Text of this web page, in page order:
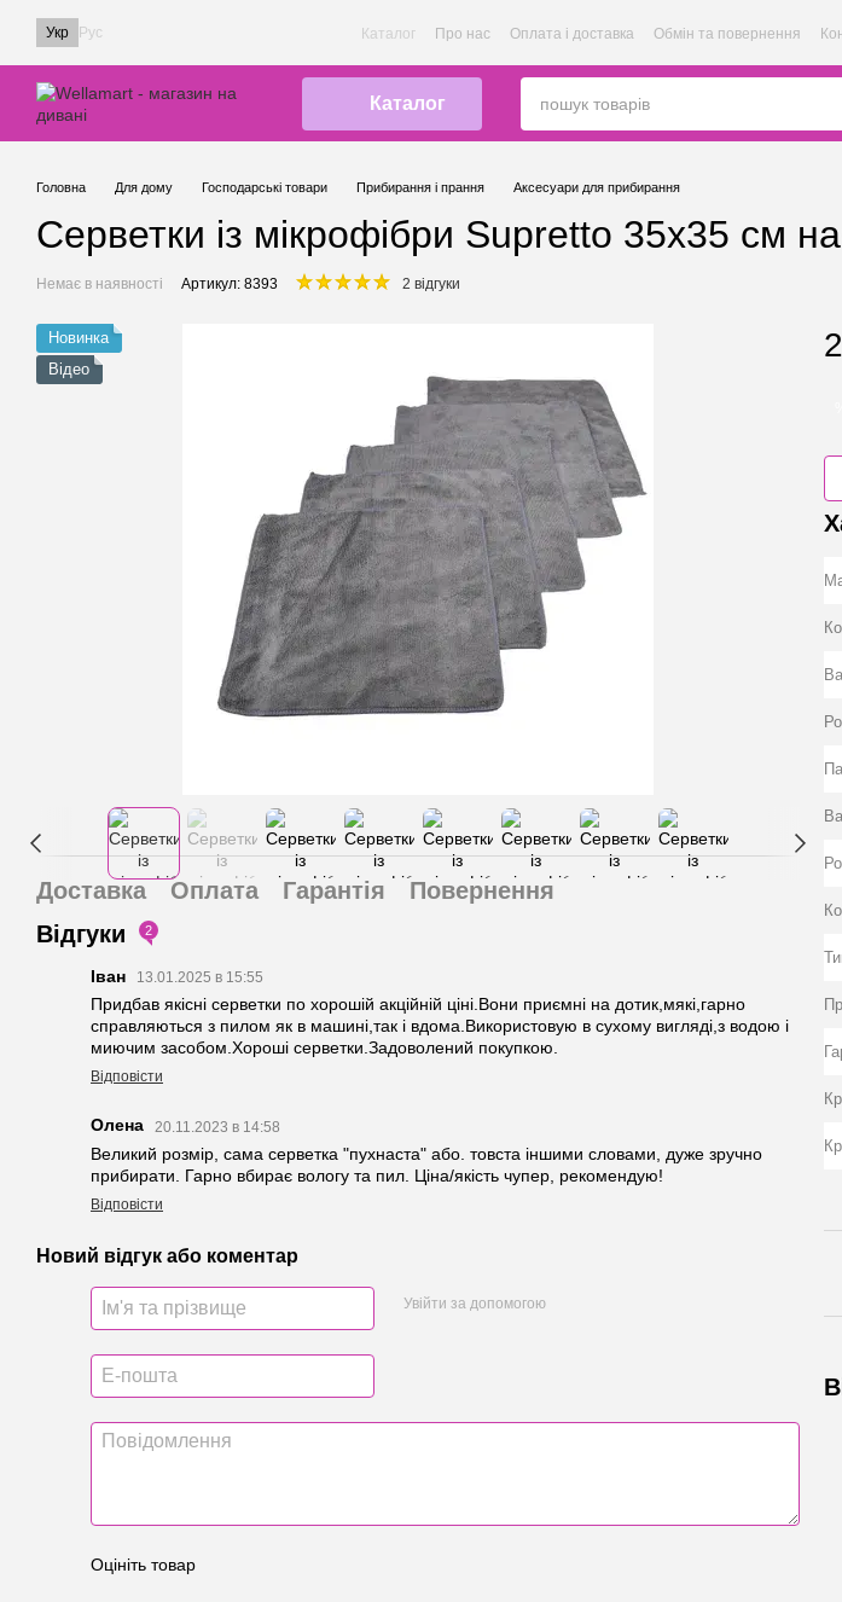
Перейти до основного контенту
Укр Рус Каталог Про нас Оплата і доставка Обмін та повернення
Каталог
Головна Для дому Господарські товари Прибирання і прання Аксесуари для прибирання
Серветки із мікрофібри Supretto 35х35 см
Немає в наявності Артикул: 8393 2 відгуки
Новинка
Відео
Доставка Оплата Гарантія
Повернення
Відгуки
2
Іван 13.01.2025 в 15:55
Придбав якісні серветки по хорошій акційній ціні.Вони приємні на дотик,мякі,гарно
справляються з пилом як в машині,так і вдома.Використовую в сухому вигляді,з водою і
миючим засобом.Хороші серветки.Задоволений покупкою.
Відповісти
Олена 20.11.2023 в 14:58
Великий розмір, сама серветка "пухнаста" або. товста іншими словами, дуже зручно
прибирати. Гарно вбирає вологу та пил. Ціна/якість чупер, рекомендую!
Відповісти
Новий відгук або коментар
Увійти за допомогою
Оцініть товар